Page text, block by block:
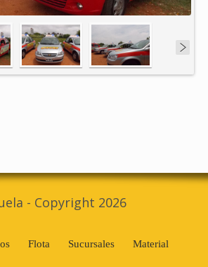
- Copyright 2026
Flota Sucursales Material